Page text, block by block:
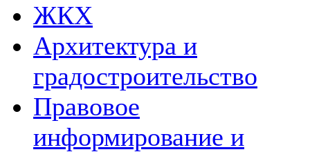
ЖКХ
Архитектура и
градостроительство
Правовое
информирование и